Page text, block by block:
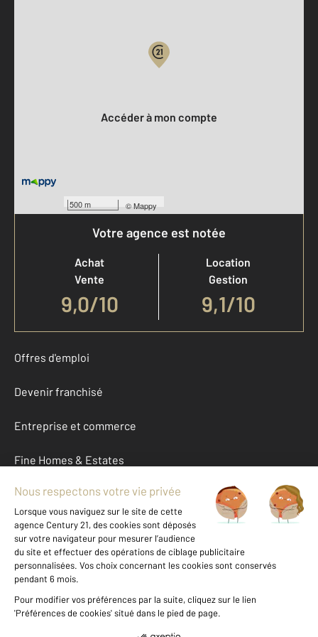
500 m ©Mappy
Accéder à mon compte
Votre agence est notée
Achat
Vente
9,0/10
Location
Gestion
9,1/10
Offres d'emploi
Devenir franchisé
Entreprise et commerce
Fine Homes & Estates
À propos
International
Nous contacter